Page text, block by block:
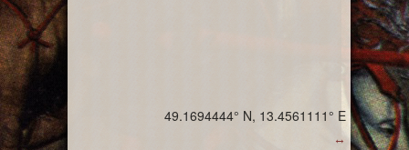
↔
49.1694444° N, 13.4561111° E